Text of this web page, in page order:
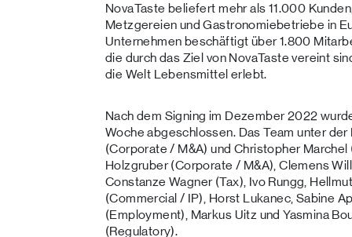
NovaTaste beliefert mehr als 11.000
Metzgereien und Gastronomiebetriebe in
Unternehmen beschäftigt über 1.800
die durch das Ziel von NovaTaste vereint
die Welt Lebensmittel erlebt.
Nach dem Signing im Dezember 2022
Woche abgeschlossen. Das Team unter
(Corporate / M&A) und Christopher
Holzgruber (Corporate / M&A), Clemens
Constanze Wagner (Tax), Ivo Rungg,
(Commercial / IP), Horst Lukanec, Sabine
(Employment), Markus Uitz und Yasmina
(Regulatory).